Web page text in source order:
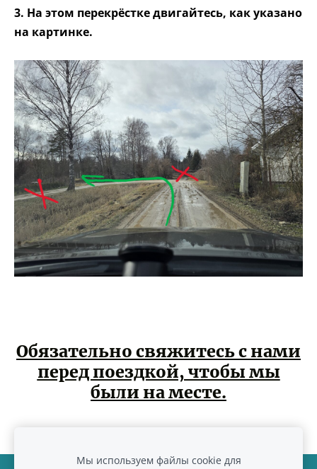
3. На этом перекрёстке двигайтесь, как указано
на картинке.
Обязательно свяжитесь с нами
перед поездкой, чтобы мы
были на месте.
Мы используем файлы cookie для